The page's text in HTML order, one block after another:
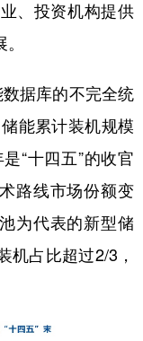
、投资机构提供
据库的不完全统
能累计装机规模
“十四五”的收官
路线市场份额变
为代表的新型储
机占比超过2/3，